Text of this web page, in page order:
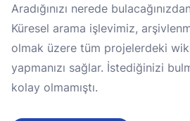
Aradığınızı nerede
Küresel arama işlevimiz,
olmak üzere tüm projelerdeki
yapmanızı sağlar. İstediğinizi
kolay olmamıştı.